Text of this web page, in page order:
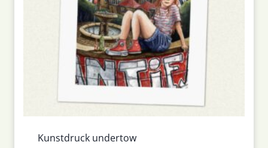
Kunstdruck undertow